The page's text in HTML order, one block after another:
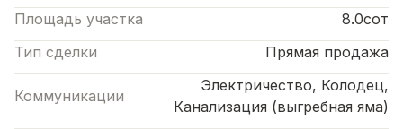
Площадь участка
8.0сот
Тип сделки
Прямая продажа
Коммуникации
Электричество, Колодец,
Канализация (выгребная яма)